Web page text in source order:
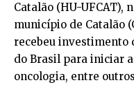
Catalão (HU-UFCAT),
município de Catalão
recebeu investimento
do Brasil para iniciar
oncologia, entre